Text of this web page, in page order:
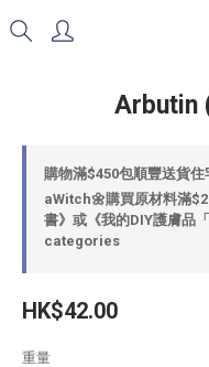
Arbutin
購物滿$450包順豐送貨
aWitch🌼購買原材料滿
書》或《我的DIY護膚品
categories
HK$42.00
重量